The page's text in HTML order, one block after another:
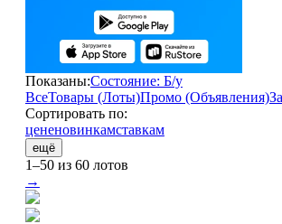
Показаны:Состояние: Б/у
ВсеТовары (Лоты)Промо (Объявления)
Сортировать по:
цененовинкамставкам
ещё
1–50 из 60 лотов
→